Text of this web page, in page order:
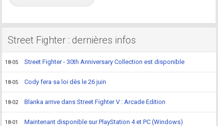
Street Fighter : dernières infos
18-05 Street Fighter - 30th Anniversary Collection est disponible
18-05 Cody fera sa loi dès le 26 juin
18-02 Blanka arrive dans Street Fighter V : Arcade Edition
18-01 Maintenant disponible sur PlayStation 4 et PC (Windows)